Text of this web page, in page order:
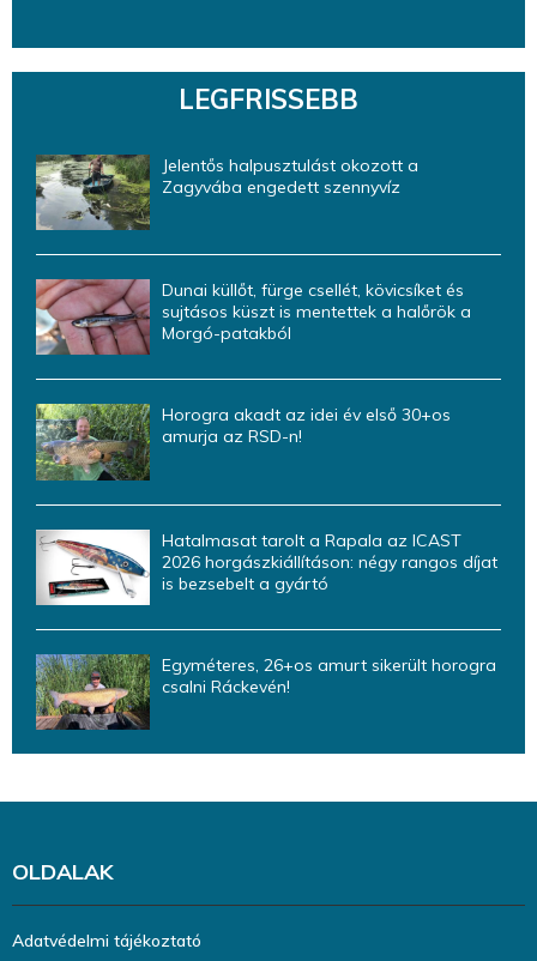
LEGFRISSEBB
Jelentős halpusztulást okozott a
Zagyvába engedett szennyvíz
Dunai küllőt, fürge csellét, kövicsíket és
sujtásos küszt is mentettek a halőrök a
Morgó-patakból
Horogra akadt az idei év első 30+os
amurja az RSD-n!
Hatalmasat tarolt a Rapala az ICAST
2026 horgászkiállításon: négy rangos díjat
is bezsebelt a gyártó
Egyméteres, 26+os amurt sikerült horogra
csalni Ráckevén!
OLDALAK
Adatvédelmi tájékoztató